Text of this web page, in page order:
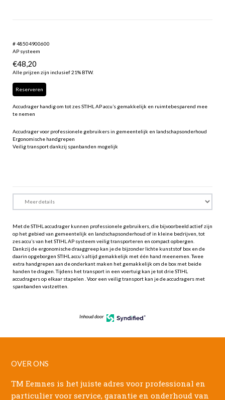
# 48504900600
AP systeem
€48,20
Alle prijzen zijn inclusief 21% BTW.
Reserveren
Accudrager handig om tot zes STIHL AP accu’s gemakkelijk en ruimtebesparend mee
te nemen
Accudrager voor professionele gebruikers in gemeentelijk en landschapsonderhoud
Ergonomische handgrepen
Veilig transport dankzij spanbanden mogelijk
Met de STIHL accudrager kunnen professionele gebruikers, die bijvoorbeeld actief zijn
op het gebied van gemeentelijk en landschapsonderhoud of in kleine bedrijven, tot
zes accu’s van het STIHL AP systeem veilig transporteren en compact opbergen.
Dankzij de ergonomische draaggreep kan je de bijzonder lichte kunststof box en de
daarin opgeborgen STIHL accu’s altijd gemakkelijk met één hand meenemen. Twee
extra handgrepen aan de onderkant maken het gemakkelijk om de box met beide
handen te dragen. Tijdens het transport in een voertuig kan je tot drie STIHL
accudragers op elkaar stapelen . Voor een veilig transport kan je de accudragers met
spanbanden vastzetten.
Inhoud door
OVER ONS
TM Eemnes is het juiste adres voor professional en
particulier voor service, garantie en onderhoud van